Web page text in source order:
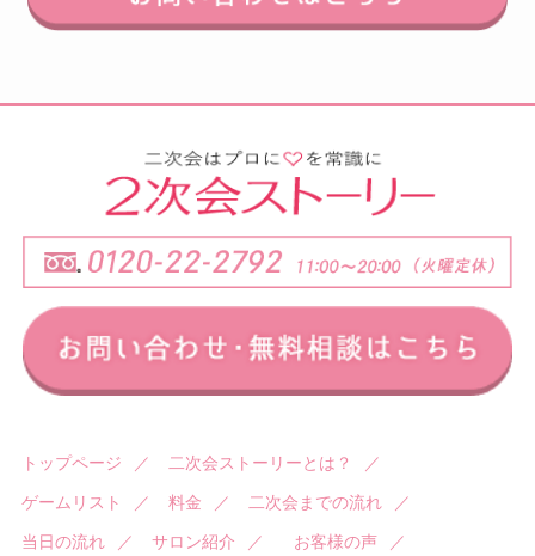
トップページ ／ 二次会ストーリーとは？ ／
ゲームリスト ／ 料金 ／ 二次会までの流れ ／
当日の流れ ／ サロン紹介 ／ お客様の声 ／